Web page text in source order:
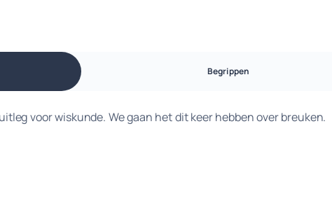
Begrippen
voor wiskunde. We gaan het dit keer hebben over breuken.